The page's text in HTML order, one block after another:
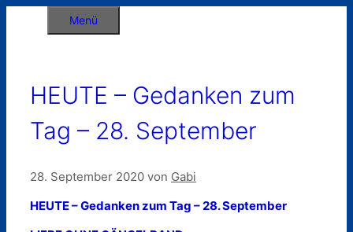
Menü
HEUTE – Gedanken zum
Tag – 28. September
28. September 2020 von Gabi
HEUTE – Gedanken zum Tag – 28. September